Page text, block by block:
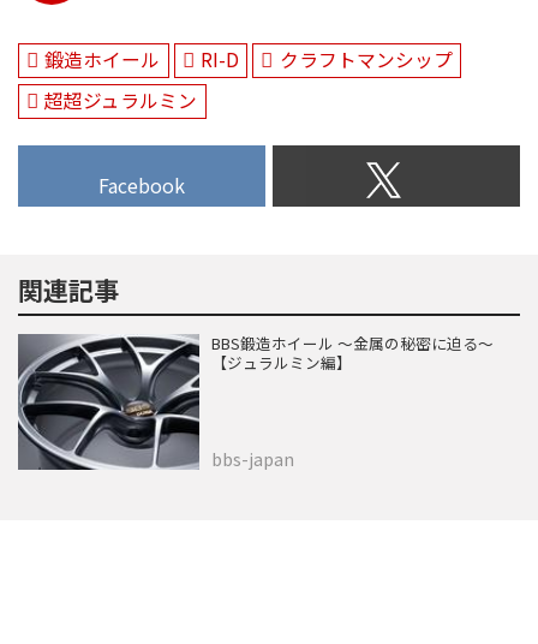
なる、A-7000系合金での鍛造ホイ
ール製造に着手したのである。 A-
ン』とも呼ばれる航空...
鍛造ホイール RI-D
クラフトマンシップ
超超ジュラルミン
Facebook
関連記事
BBS鍛造ホイール 〜金属の秘密に迫る〜
【ジュラルミン編】
bbs-japan